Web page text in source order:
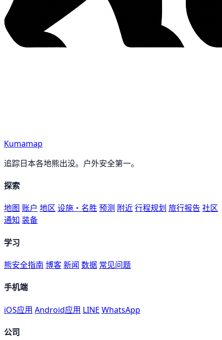
Kumamap
追踪日本各地熊出没。户外安全第一。
探索
地图 账户 地区设施・名胜预测 附近行程规划 旅行报告 社区
通知 装备
学习
熊安全指南 博客新闻 数据 常见问题
手机端
iOS应用 Android应用 LINE WhatsApp
公司